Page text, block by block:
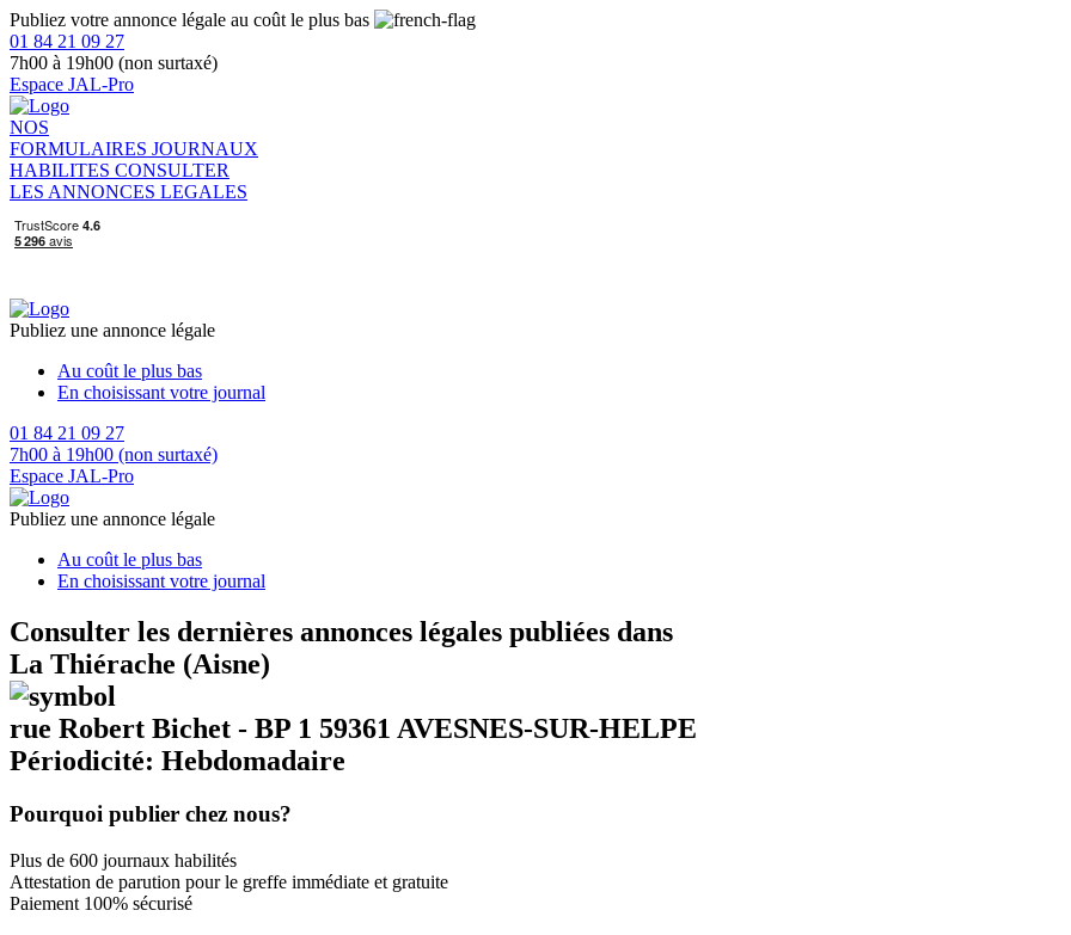
Publiez votre annonce légale au coût le plus bas
01 84 21 09 27
7h00 à 19h00 (non surtaxé)
Espace JAL-Pro
NOS
FORMULAIRES JOURNAUX
HABILITES CONSULTER
LES ANNONCES LEGALES
Publiez une annonce légale
Au coût le plus bas
En choisissant votre journal
01 84 21 09 27
7h00 à 19h00 (non surtaxé)
Espace JAL-Pro
Publiez une annonce légale
Au coût le plus bas
En choisissant votre journal
Consulter les dernières annonces légales publiées dans
La Thiérache (Aisne)
rue Robert Bichet - BP 1 59361 AVESNES-SUR-HELPE
Périodicité: Hebdomadaire
Pourquoi publier chez nous?
Plus de 600 journaux habilités
Attestation de parution pour le greffe immédiate et gratuite
Paiement 100% sécurisé